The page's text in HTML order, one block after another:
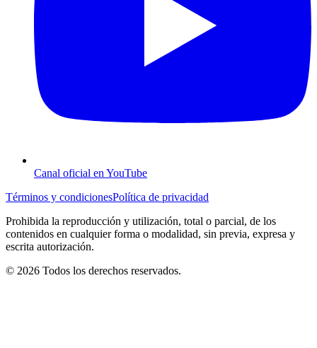
Canal oficial en YouTube
Términos y condicionesPolítica de privacidad
Prohibida la reproducción y utilización, total o parcial, de los
contenidos en cualquier forma o modalidad, sin previa, expresa y
escrita autorización.
© 2026 Todos los derechos reservados.